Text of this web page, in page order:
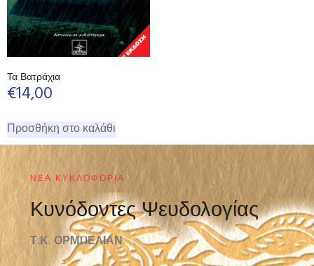
Τα Βατράχια
€14,00
Προσθήκη στο καλάθι
ΝΈΑ ΚΥΚΛΟΦΟΡΊΑ
Κυνόδοντες Ψευδολογίας
Τ.Κ. ΟΡΜΠΕΛΙΑΝ